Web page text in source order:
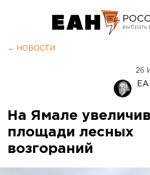
← НОВОСТИ
26
На Ямале
площади лесных
возгораний